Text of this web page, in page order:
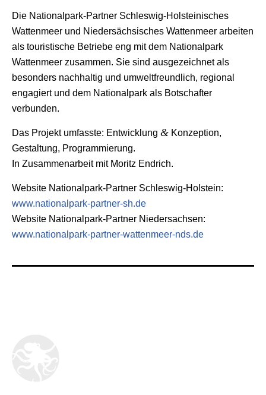
Die Nationalpark-Partner Schleswig-Holsteinisches
Wattenmeer und Niedersächsisches Wattenmeer arbeiten
als touristische Betriebe eng mit dem Nationalpark
Wattenmeer zusammen. Sie sind ausgezeichnet als
besonders nachhaltig und umweltfreundlich, regional
engagiert und dem Nationalpark als Botschafter
verbunden.
Das Projekt umfasste: Entwicklung & Konzeption,
Gestaltung, Programmierung.
In Zusammenarbeit mit Moritz Endrich.
Website Nationalpark-Partner Schleswig-Holstein:
www.nationalpark-partner-sh.de
Website Nationalpark-Partner Niedersachsen:
www.nationalpark-partner-wattenmeer-nds.de